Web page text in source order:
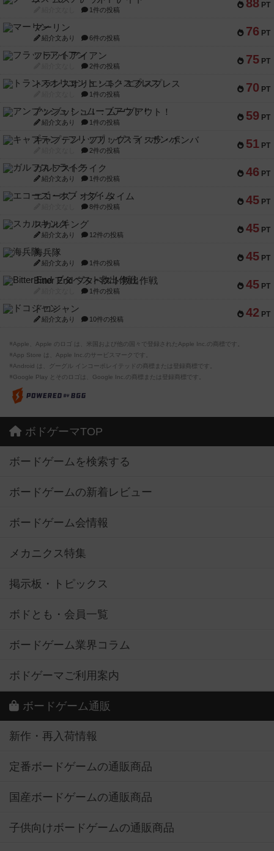
88 PT
1件の投稿
76 PT
マーリン
紹介文あり 6件の投稿
75 PT
フラットアイアン
2件の投稿
70 PT
トランスオリエント・エクスプレス
1件の投稿
59 PT
アンブッシュ！：ムーブアウト！
紹介文あり 1件の投稿
51 PT
キャプテン・フリップ：イスラ・ボンバ
2件の投稿
46 PT
ガルフストライク
紹介文あり 1件の投稿
45 PT
エコーズ・オブ・タイム
8件の投稿
45 PT
スカルキング
紹介文あり 12件の投稿
45 PT
海兵隊
紹介文あり 1件の投稿
45 PT
Bitter End ブタペスト救出作戦
1件の投稿
42 PT
ドコジャン
紹介文あり 10件の投稿
※Apple、Apple のロゴ は、米国および他の国々で登録されたApple Inc.の商標です。
※App Store は、Apple Inc.のサービスマークです。
※Android は、グーグル インコーポレイテッドの商標または登録商標です。
※Google Play とそのロゴは、Google Inc.の商標または登録商標です。
ボドゲーマTOP
ボードゲームを検索する
ボードゲームの新着レビュー
ボードゲーム会情報
メカニクス特集
掲示板・トピックス
ボドとも・会員一覧
ボードゲーム業界コラム
ボドゲーマご利用案内
ボードゲーム通販
新作・再入荷情報
定番ボードゲームの通販商品
国産ボードゲームの通販商品
子供向けボードゲームの通販商品